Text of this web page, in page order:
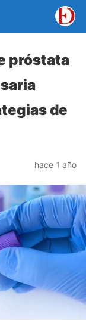
próstata
de
hace 1 año